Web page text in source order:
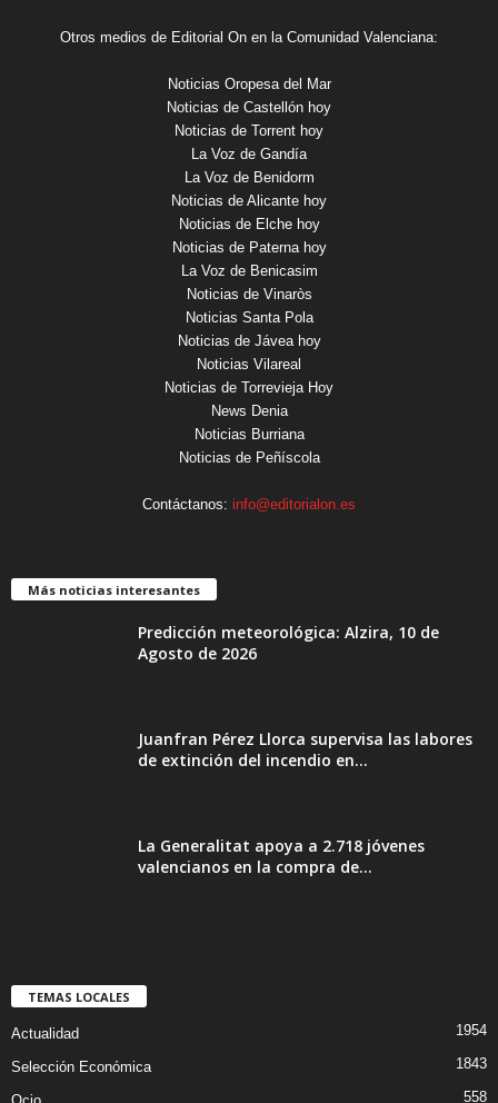
Otros medios de Editorial On en la Comunidad Valenciana:
Noticias Oropesa del Mar
Noticias de Castellón hoy
Noticias de Torrent hoy
La Voz de Gandía
La Voz de Benidorm
Noticias de Alicante hoy
Noticias de Elche hoy
Noticias de Paterna hoy
La Voz de Benicasim
Noticias de Vinaròs
Noticias Santa Pola
Noticias de Jávea hoy
Noticias Vilareal
Noticias de Torrevieja Hoy
News Denia
Noticias Burriana
Noticias de Peñíscola
Contáctanos: info@editorialon.es
Más noticias interesantes
Predicción meteorológica: Alzira, 10 de
Agosto de 2026
Juanfran Pérez Llorca supervisa las labores
de extinción del incendio en...
La Generalitat apoya a 2.718 jóvenes
valencianos en la compra de...
TEMAS LOCALES
Actualidad 1954
Selección Económica 1843
558